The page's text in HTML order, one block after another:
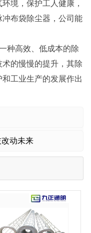
境，保护工人健康，
布袋除尘器，公司能
高效、低成本的除
的慢慢的提升，其除
工业生产的发展作出
动未来